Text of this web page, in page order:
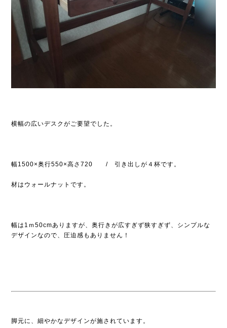
横幅の広いデスクがご要望でした。
幅1500×奥行550×高さ720 / 引き出しが４杯です。
材はウォールナットです。
幅は1ｍ50cmありますが、奥行きが広すぎず狭すぎず、シンプルな
デザインなので、圧迫感もありません！
脚元に、細やかなデザインが施されています。